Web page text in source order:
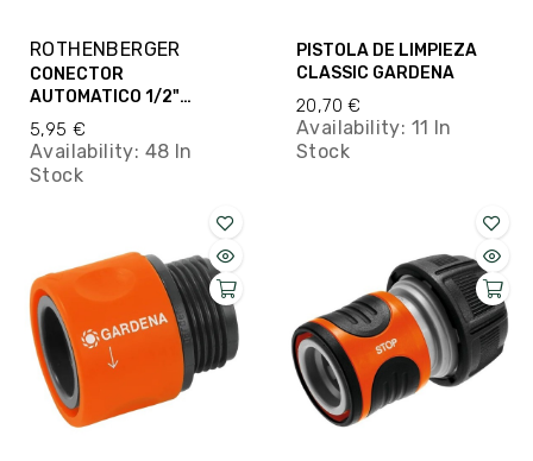
ROTHENBERGER
CONECTOR
AUTOMATICO 1/2"
CLABER
5,95 €
Availability: 48 In
Stock
PISTOLA DE LIMPIEZA
CLASSIC GARDENA
20,70 €
Availability: 11 In
Stock